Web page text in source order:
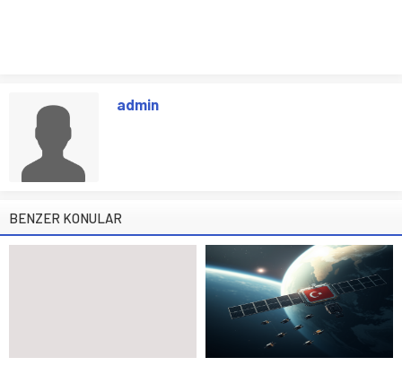
admin
BENZER KONULAR